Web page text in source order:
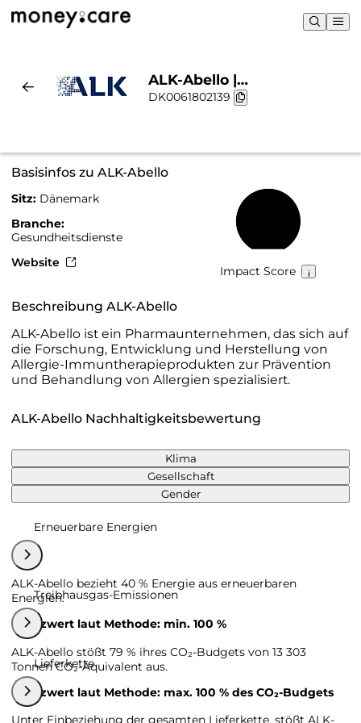
ALK-Abello |
Nachhaltigkeit & Chart
DK0061802139
Basisinfos zu ALK-Abello
Sitz: Dänemark
Branche:
Gesundheitsdienste
Website
Impact Score
Beschreibung ALK-Abello
ALK-Abello ist ein Pharmaunternehmen, das sich auf
die Forschung, Entwicklung und Herstellung von
Allergie-Immuntherapieprodukten zur Prävention
und Behandlung von Allergien spezialisiert.
ALK-Abello Nachhaltigkeitsbewertung
Klima
Gesellschaft
Gender
Erneuerbare Energien
ALK-Abello bezieht 40 % Energie aus erneuerbaren
Energien.
Grenzwert laut Methode: min. 100 %
Treibhausgas-Emissionen
ALK-Abello stößt 79 % ihres CO₂-Budgets von 13 303
Tonnen CO₂-Äquivalent aus.
Grenzwert laut Methode: max. 100 % des CO₂-Budgets
Lieferkette
Unter Einbeziehung der gesamten Lieferkette, stößt ALK-